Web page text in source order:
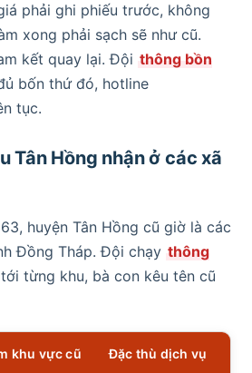
phải ghi phiếu trước, không
xong phải sạch sẽ như cũ.
kết quay lại. Đội thông bồn
bốn thứ đó, hotline
tục.
Tân Hồng nhận ở các xã
huyện Tân Hồng cũ giờ là các
Đồng Tháp. Đội chạy thông
tới từng khu, bà con kêu tên cũ
khu vực cũ Đặc thù dịch vụ